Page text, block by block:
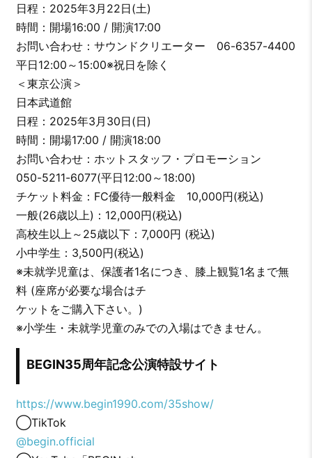
日程：2025年3月22日(土)
時間：開場16:00 / 開演17:00
お問い合わせ：サウンドクリエーター 06-6357-4400
平日12:00～15:00※祝日を除く
＜東京公演＞
日本武道館
日程：2025年3月30日(日)
時間：開場17:00 / 開演18:00
お問い合わせ：ホットスタッフ・プロモーション
050-5211-6077(平日12:00～18:00)
チケット料金：FC優待一般料金 10,000円(税込)
一般(26歳以上)：12,000円(税込)
高校生以上～25歳以下：7,000円 (税込)
小中学生：3,500円(税込)
※未就学児童は、保護者1名につき、膝上観覧1名まで無
料 (座席が必要な場合はチ
ケットをご購入下さい。)
※小学生・未就学児童のみでの入場はできません。
BEGIN35周年記念公演特設サイト
https://www.begin1990.com/35show/
◯TikTok
@begin.official